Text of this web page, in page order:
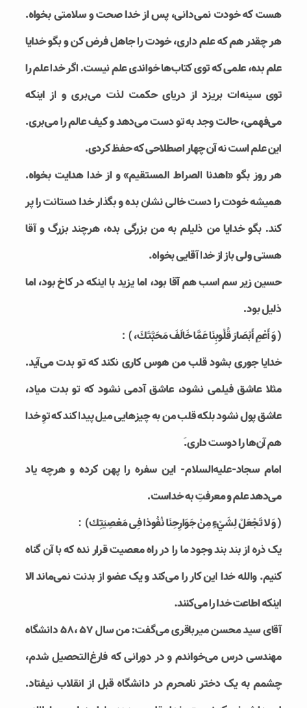
هست که خودت نمی‌دانی، پس از خدا صحت و سلامتی بخواه.
هر چقدر هم که علم داری، خودت را جاهل فرض کن و بگو خدایا
علم بده، علمی که توی کتاب‌ها خواندی علم نیست. اگر خدا علم را
توی سینه‌ات بریزد از دریای حکمت لذت می‌بری و از اینکه
می‌فهمی، حالت وجد به تو دست می‌دهد و کیف عالم را می‌بری.
این علم است نه آن چهار اصطلاحی که حفظ کردی.
هر روز بگو «اهدنا الصراط المستقیم» و از خدا هدایت بخواه.
همیشه خودت را دست خالی نشان بده و بگذار خدا دستانت را پر
کند. بگو خدایا من ذلیلم به من بزرگی بده، هرچند بزرگ و آقا
هستی ولی باز از خدا آقایی بخواه.
حسین زیر سم اسب هم آقا بود، اما یزید با اینکه در کاخ بود، اما
ذلیل بود.
( وَ أَعْمِ أَبْصَارَ قُلُوبِنَا عَمَّا خَالَفَ مَحَبَّتَكَ، )：
خدایا جوری بشود قلب من هوس کاری نکند که تو بدت می‌آید.
مثلا عاشق فیلمی نشود، عاشق آدمی نشود که تو بدت میاد،
عاشق پول نشود بلکه قلب من به چیزهایی میل پیدا کند که توِ خدا
هم آن‌ها را دوست داری. َ
امام سجاد-علیه‌السلام- این سفره را پهن کرده و هرچه یاد
می‌دهد علم و معرفتِ به خداست.
( وَ لا تَجْعَلْ لِشَيْءٍ مِنْ جَوَارِحِنَا نُفُوذا فِى مَعْصِيَتِك)：
یک ذره از بند بند وجود ما را در راه معصیت قرار نده که با آن گناه
کنیم. والله خدا این کار را می‌کند و یک عضو از بدنت نمی‌ماند الا
اینکه اطاعت خدا را می‌کنند.
آقای سید محسن میرباقری می‌گفت: من سال 57 ،58 دانشگاه
مهندسی درس می‌خواندم و در دورانی که فارغ‌التحصیل شدم،
چشمم به یک دختر نامحرم در دانشگاه قبل از انقلاب نیفتاد.